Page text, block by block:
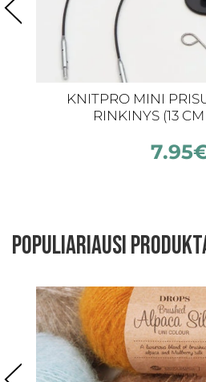
KNITPRO MINI
RINKINYS (13
7.95
Populiariausi